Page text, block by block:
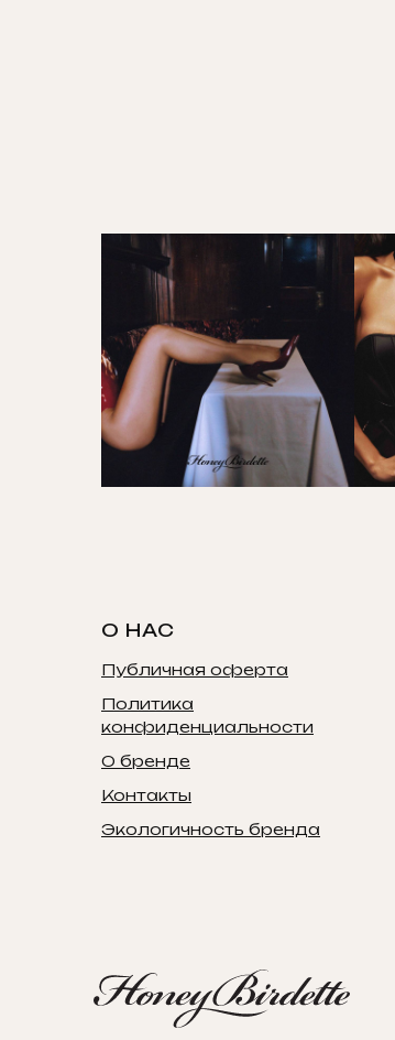
О НАС
Публичная оферта
Политика
конфиденциальности
О бренде
Контакты
Экологичность бренда